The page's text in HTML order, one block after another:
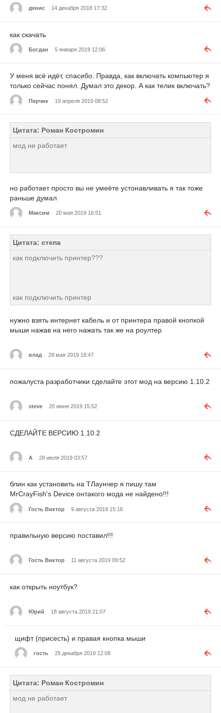
денис 14 декабря 2018 17:32
как скачать
Богдан 5 января 2019 12:06
У меня всё идёт, спасибо. Правда, как включать компьютер я
только сейчас понял. Думал это декор. А как телик включать?
Перчик 19 апреля 2019 08:52
Цитата: Роман Костромин
мод не работает
но работает просто вы не умеёте устонавливать я так тоже
раньше думал
Максим 20 мая 2019 16:51
Цитата: степа
как подключить принтер???
как подключить принтер
нужно взять интернет кабель и от принтера правой кнопкой
мыши нажав на него нажать так же на роултер
влад 28 мая 2019 18:47
пожалуста разработчики сделайте этот мод на версию 1.10.2
steve 20 июня 2019 15:52
СДЕЛАЙТЕ ВЕРСИЮ 1.10.2
А 28 июля 2019 03:57
блин как установить на ТЛаунчер я пишу там
MrCrayFish's Device онтакого мода не найдено!!!
Гость Виктор 9 августа 2019 15:18
правильную версию поставил!!!
Гость Виктор 11 августа 2019 09:52
как открыть ноутбук?
Юрий 18 августа 2019 21:07
щифт (присесть) и правая кнопка мыши
гость 25 декабря 2019 12:08
Цитата: Роман Костромин
мод не работает